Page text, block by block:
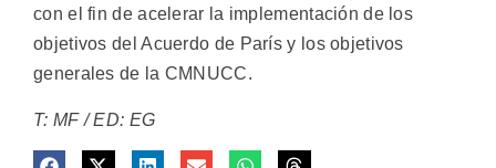
con el fin de acelerar la implementación de los
objetivos del Acuerdo de París y los objetivos
generales de la CMNUCC.
T: MF / ED: EG